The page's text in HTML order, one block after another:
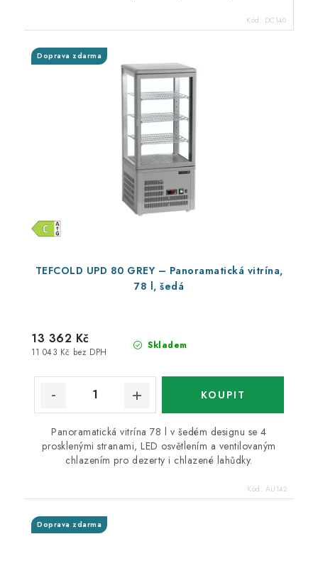
Kód: DC140
TEFCOLD UPD 80 GREY – Panoramatická vitrína,
78 l, šedá
Doprava zdarma
Skladem
11 043 Kč bez DPH
13 362 Kč
Panoramatická vitrína 78 l v šedém designu se 4
prosklenými stranami, LED osvětlením a ventilovaným
chlazením pro dezerty i chlazené lahůdky.
Kód: AU142
Doprava zdarma